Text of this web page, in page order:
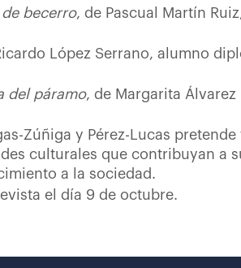
becerro, de Pascual Martín
López Serrano, alumno
del páramo, de Margarita
Zúñiga y Pérez-Lucas
culturales que contribuyan a
a la sociedad.
el día 9 de octubre.